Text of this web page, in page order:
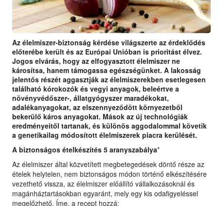
Az élelmiszer-biztonság kérdése világszerte az érdeklődés
előterébe került és az Európai Unióban is prioritást élvez.
Jogos elvárás, hogy az elfogyasztott élelmiszer ne
károsítsa, hanem támogassa egészségünket. A lakosság
jelentős részét aggasztják az élelmiszerekben esetlegesen
található kórokozók és vegyi anyagok, beleértve a
növényvédőszer-, állatgyógyszer maradékokat,
adalékanyagokat, az elszennyeződött környezetből
bekerülő káros anyagokat. Mások az új technológiák
eredményeitől tartanak, és különös aggodalommal követik
a genetikailag módosított élelmiszerek piacra kerülését.
A biztonságos ételkészítés 5 aranyszabálya*
Az élelmiszer által közvetített megbetegedések döntő része az
ételek helytelen, nem biztonságos módon történő elkészítésére
vezethető vissza, az élelmiszer előállító vállalkozásoknál és
magánháztartásokban egyaránt, mely egy kis odafigyeléssel
megelőzhető. Íme, a recept hozzá: